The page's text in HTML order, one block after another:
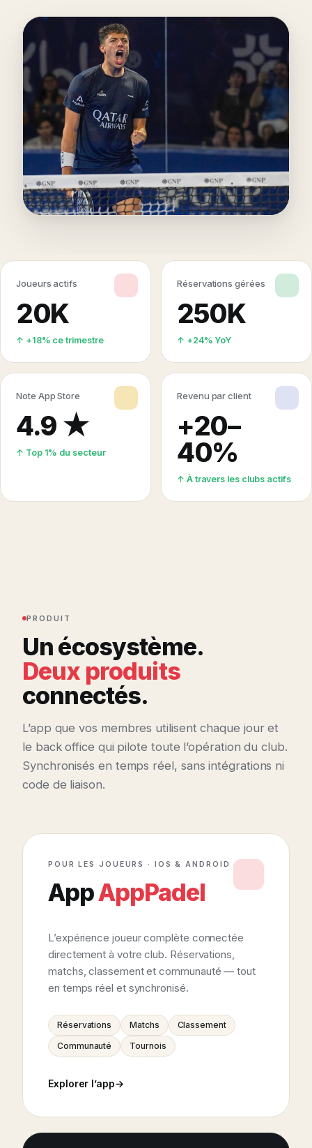
Joueurs actifs
20K
↑ +18% ce trimestre
Réservations gérées
250K
↑ +24% YoY
Note App Store
4.9 ★
↑ Top 1% du secteur
Revenu par client
+20–
40%
↑ À travers les clubs actifs
PRODUIT
Un écosystème.
Deux produits
connectés.
L’app que vos membres utilisent chaque jour et
le back office qui pilote toute l’opération du club.
Synchronisés en temps réel, sans intégrations ni
code de liaison.
POUR LES JOUEURS · IOS & ANDROID
AppAppPadel
L’expérience joueur complète connectée
directement à votre club. Réservations,
matchs, classement et communauté — tout
en temps réel et synchronisé.
Réservations Matchs
Classement
Communauté
Tournois
Explorer l’app